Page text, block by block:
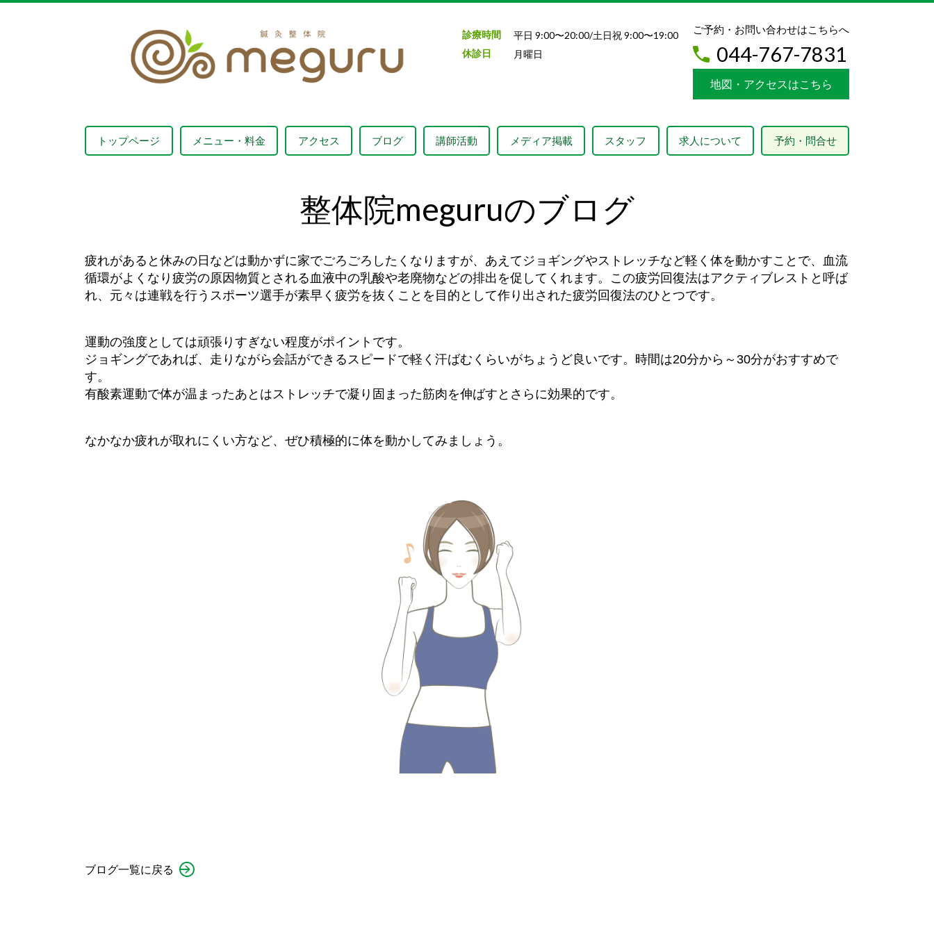
診療時間
平日 9:00〜20:00/土日祝 9:00〜19:00
休診日
月曜日
ご予約・お問い合わせはこちらへ
044-767-7831
地図・アクセスはこちら
トップページ メニュー・料金 アクセス ブログ 講師活動 メディア掲載 スタッフ 求人について 予約・問合せ
整体院meguruのブログ
疲れがあると休みの日などは動かずに家でごろごろしたくなりますが、あえてジョギングやストレッチなど軽く体を動かすことで、血流
循環がよくなり疲労の原因物質とされる血液中の乳酸や老廃物などの排出を促してくれます。この疲労回復法はアクティブレストと呼ば
れ、元々は連戦を行うスポーツ選手が素早く疲労を抜くことを目的として作り出された疲労回復法のひとつです。
運動の強度としては頑張りすぎない程度がポイントです。
ジョギングであれば、走りながら会話ができるスピードで軽く汗ばむくらいがちょうど良いです。時間は20分から～30分がおすすめで
す。
有酸素運動で体が温まったあとはストレッチで凝り固まった筋肉を伸ばすとさらに効果的です。
なかなか疲れが取れにくい方など、ぜひ積極的に体を動かしてみましょう。
ブログ一覧に戻る